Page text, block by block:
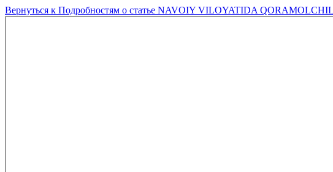
Вернуться к Подробностям о статье NAVOIY VILOYATIDA